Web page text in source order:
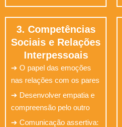
3. Competências
Sociais e Relações
Interpessoais
➔ O papel das emoções
nas relações com os pares
➔ Desenvolver empatia e
compreensão pelo outro
➔ Comunicação assertiva: